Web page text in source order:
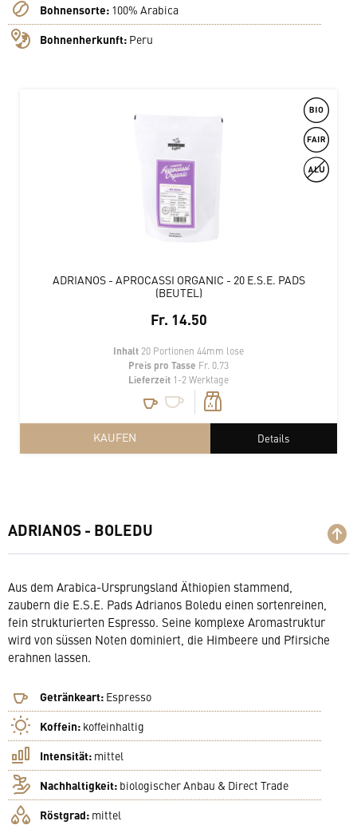
Bohnensorte: 100% Arabica
Bohnenherkunft: Peru
ADRIANOS - APROCASSI ORGANIC - 20 E.S.E. PADS
(BEUTEL)
Fr. 14.50
Inhalt 20 Portionen 44mm lose
Preis pro Tasse Fr. 0.73
Lieferzeit 1-2 Werktage
Details
KAUFEN
ADRIANOS - BOLEDU
Aus dem Arabica-Ursprungsland Äthiopien stammend,
zaubern die E.S.E. Pads Adrianos Boledu einen sortenreinen,
fein strukturierten Espresso. Seine komplexe Aromastruktur
wird von süssen Noten dominiert, die Himbeere und Pfirsiche
erahnen lassen.
Getränkeart: Espresso
Koffein: koffeinhaltig
Intensität: mittel
Nachhaltigkeit: biologischer Anbau & Direct Trade
Röstgrad: mittel